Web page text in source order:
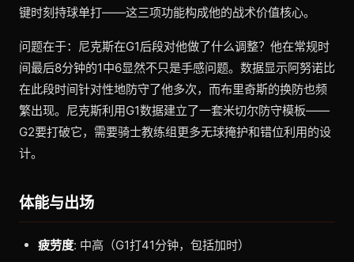
键时刻持球单打——这三项功能构成他的战术价值核心。
问题在于：尼克斯在G1后段对他做了什么调整？他在常规时
间最后8分钟的1中6显然不只是手感问题。数据显示阿努诺比
在此段时间针对性地防守了他多次，而布里奇斯的换防也频
繁出现。尼克斯利用G1数据建立了一套米切尔防守模板——
G2要打破它，需要骑士教练组更多无球掩护和错位利用的设
计。
体能与出场
疲劳度: 中高（G1打41分钟，包括加时）